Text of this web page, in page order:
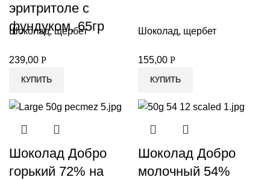
эритритоле с
фундуком, 65гр
Шоколад, щербет
239,00 Р
КУПИТЬ
Шоколад, щербет
155,00 Р
КУПИТЬ
Шоколад Добро
горький 72% на
Шоколад Добро
молочный 54%